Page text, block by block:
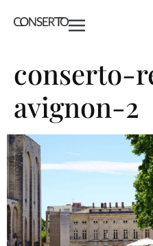
conserto-
avignon-2